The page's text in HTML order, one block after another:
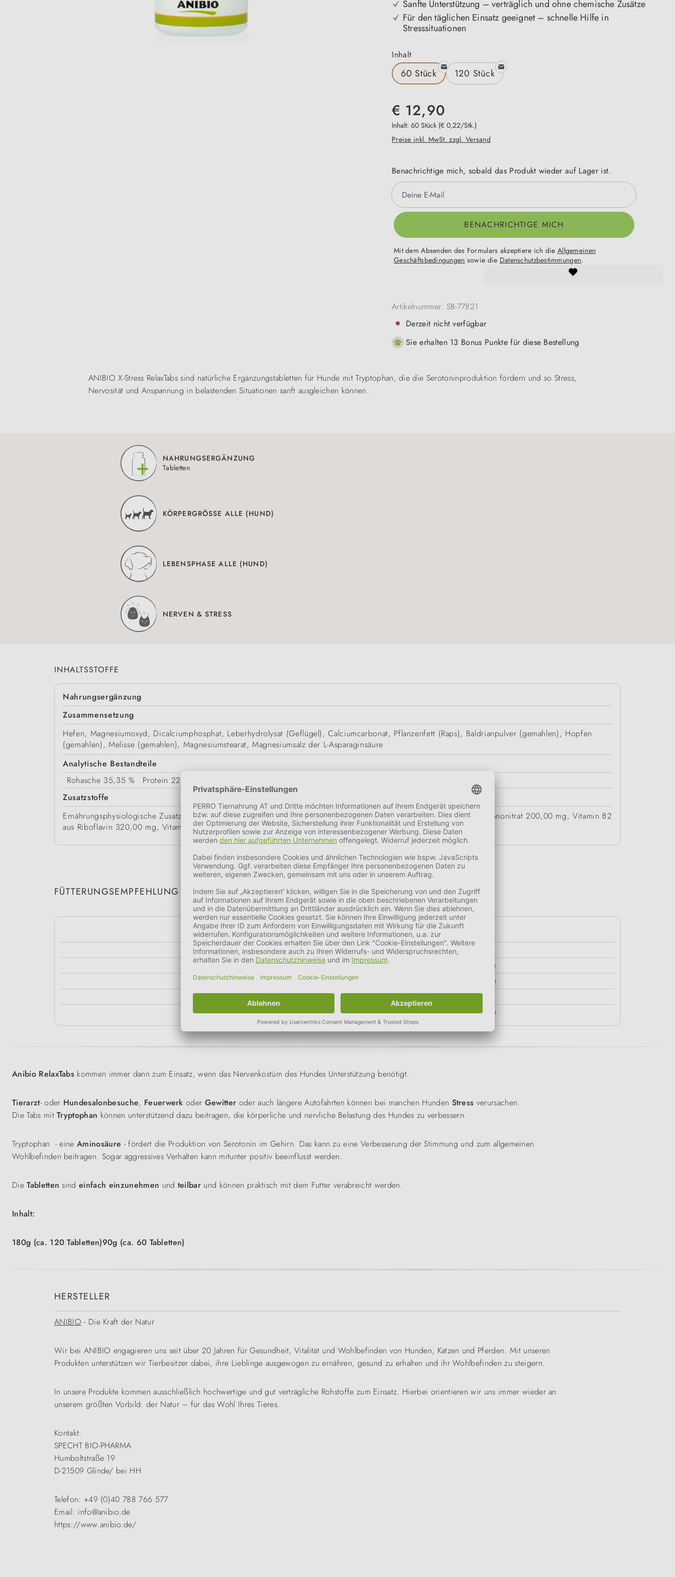
Sanfte Unterstützung – verträglich und ohne chemische Zusätze
Für den täglichen Einsatz geeignet – schnelle Hilfe in
Stresssituationen
Inhaltauswählen
60 Stück 120 Stück
€ 12,90
Inhalt: 60 Stück (€ 0,22/Stk.)
Preise inkl. MwSt. zzgl. Versand
Benachrichtige mich, sobald das Produkt wieder auf Lager ist.
Deine E-Mail
BENACHRICHTIGE MICH
Mit dem Absenden des Formulars akzeptiere ich die Allgemeinen
Geschäftsbedingungen sowie die Datenschutzbestimmungen.
Artikelnummer: SB-77821
Derzeit nicht verfügbar
Sie erhalten 13 Bonus Punkte für diese Bestellung
ANIBIO X-Stress RelaxTabs sind natürliche Ergänzungstabletten für Hunde mit Tryptophan, die die Serotoninproduktion fördern und so Stress,
Nervosität und Anspannung in belastenden Situationen sanft ausgleichen können.
NAHRUNGSERGÄNZUNG
Tabletten
KÖRPERGRÖSSE ALLE (HUND)
LEBENSPHASE ALLE (HUND)
NERVEN & STRESS
INHALTSSTOFFE
Nahrungsergänzung
Zusammensetzung
Hefen, Magnesiumoxyd, Dicalciumphosphat, Leberhydrolysat (Geflügel), Calciumcarbonat, Pflanzenfett (Raps), Baldrianpulver (gemahlen), Hopfen
(gemahlen), Melisse (gemahlen), Magnesiumstearat, Magnesiumsalz der L-Asparaginsäure
Analytische Bestandteile
Rohasche 35,35 % Protein 22,7 %
Zusatzstoffe
Ernährungsphysiologische Zusatzstoffe/kg: Vitamin B12 aus Cyanocobalamin 3.340,00 mcg, Vitamin B1 aus Thiaminmononitrat 200,00 mg, Vitamin B2
aus Riboflavin 320,00 mg, Vitamin B6 aus Pyridoxinhydrochlorid 340,00 m,g L-Tryptophan 60.000,00 mg
FÜTTERUNGSEMPFEHLUNG
kg
bis 10kg
20kg
1,5 Tabletten
30kg
2,5 Tabletten
40kg
3 Tabletten
50kg
3,5 Tabletten
Anibio RelaxTabs kommen immer dann zum Einsatz, wenn das Nervenkostüm des Hundes Unterstützung benötigt.
Tierarzt- oder Hundesalonbesuche, Feuerwerkoder Gewitter oder auch längere Autofahrten können bei manchen Hunden Stress verursachen.
Die Tabs mitTryptophan können unterstützend dazu beitragen, die körperliche und nervliche Belastung des Hundes zu verbessern.
Tryptophan - eineAminosäure - fördert die Produktion von Serotonin im Gehirn. Das kann zu eine Verbesserung der Stimmung und zum allgemeinen
Wohlbefinden beitragen. Sogar aggressives Verhalten kann mitunter positiv beeinflusst werden.
DieTablettensindeinfach einzunehmen und teilbar und können praktisch mit dem Futter verabreicht werden.
Inhalt:
180g (ca. 120 Tabletten)90g (ca. 60 Tabletten)
HERSTELLER
ANIBIO - Die Kraft der Natur
Wir bei ANIBIO engagieren uns seit über 20 Jahren für Gesundheit, Vitalität und Wohlbefinden von Hunden, Katzen und Pferden. Mit unseren
Produkten unterstützen wir Tierbesitzer dabei, ihre Lieblinge ausgewogen zu ernähren, gesund zu erhalten und ihr Wohlbefinden zu steigern.
In unsere Produkte kommen ausschließlich hochwertige und gut verträgliche Rohstoffe zum Einsatz. Hierbei orientieren wir uns immer wieder an
unserem größten Vorbild: der Natur – für das Wohl Ihres Tieres.
Kontakt:
SPECHT BIO-PHARMA
Humboltstraße 19
D-21509 Glinde/ bei HH
Telefon: +49 (0)40 788 766 577
Email: info@anibio.de
https://www.anibio.de/